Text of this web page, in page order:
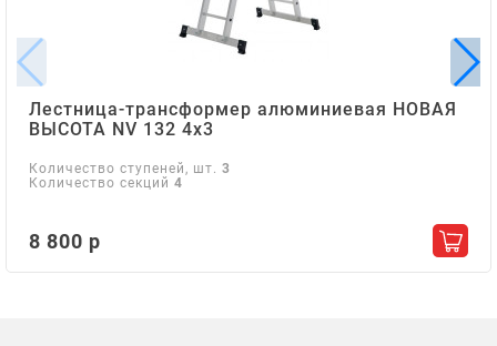
Лестница-трансформер алюминиевая НОВАЯ
ВЫСОТА NV 132 4х3
Количество ступеней, шт. 3
Количество секций 4
8 800 р